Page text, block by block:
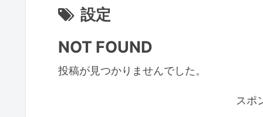
設定
NOT FOUND
投稿が見つかりませんでした。
スポ